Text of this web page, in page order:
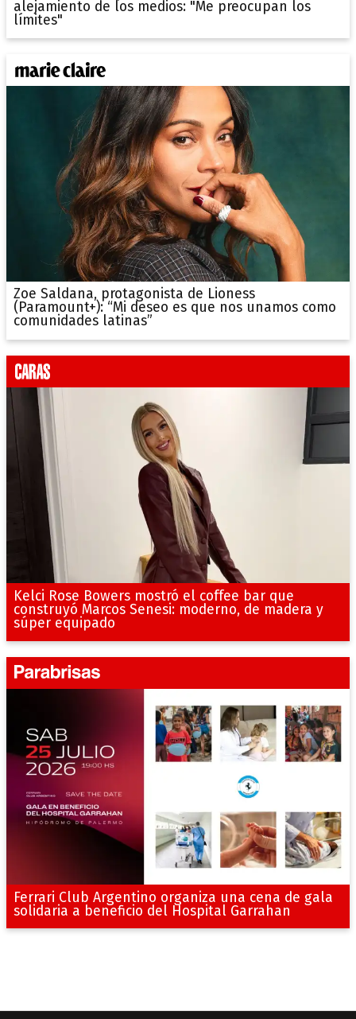
alejamiento de los medios: "Me preocupan los
límites"
Zoe Saldana, protagonista de Lioness
(Paramount+): “Mi deseo es que nos unamos como
comunidades latinas”
Kelci Rose Bowers mostró el coffee bar que
construyó Marcos Senesi: moderno, de madera y
súper equipado
Ferrari Club Argentino organiza una cena de gala
solidaria a beneficio del Hospital Garrahan